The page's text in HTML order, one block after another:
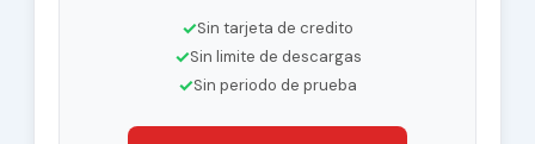
✓Sin tarjeta de credito
✓Sin limite de descargas
✓Sin periodo de prueba